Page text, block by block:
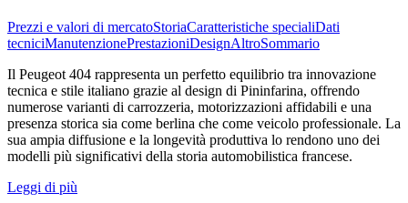
Prezzi e valori di mercatoStoriaCaratteristiche specialiDati
tecniciManutenzionePrestazioniDesignAltroSommario
Il Peugeot 404 rappresenta un perfetto equilibrio tra innovazione
tecnica e stile italiano grazie al design di Pininfarina, offrendo
numerose varianti di carrozzeria, motorizzazioni affidabili e una
presenza storica sia come berlina che come veicolo professionale. La
sua ampia diffusione e la longevità produttiva lo rendono uno dei
modelli più significativi della storia automobilistica francese.
Leggi di più